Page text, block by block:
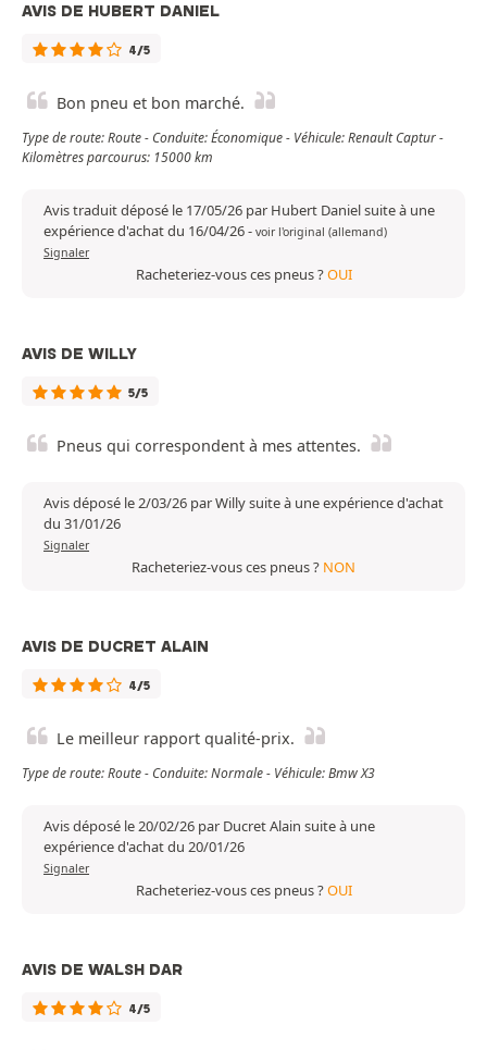
AVIS DE HUBERT DANIEL
4/5
Bon pneu et bon marché.
Type de route: Route - Conduite: Économique - Véhicule: Renault Captur -
Kilomètres parcourus: 15000 km
Avis traduit déposé le 17/05/26 par Hubert Daniel suite à une
expérience d'achat du 16/04/26- voir l'original (allemand)
Signaler
Racheteriez-vous ces pneus ?OUI
AVIS DE WILLY
5/5
Pneus qui correspondent à mes attentes.
Avis déposé le 2/03/26 par Willy suite à une expérience d'achat
du 31/01/26
Signaler
Racheteriez-vous ces pneus ? NON
AVIS DE DUCRET ALAIN
4/5
Le meilleur rapport qualité-prix.
Type de route: Route - Conduite: Normale - Véhicule: Bmw X3
Avis déposé le 20/02/26 par Ducret Alain suite à une
expérience d'achat du 20/01/26
Signaler
Racheteriez-vous ces pneus ?OUI
AVIS DE WALSH DAR
4/5